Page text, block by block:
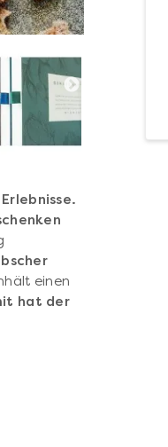
einen
hat der